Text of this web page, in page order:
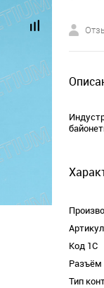
Код 1С
Разъём
Тип